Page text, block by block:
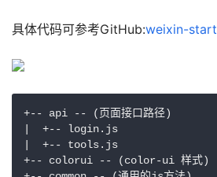
具体代码可参考GitHub:weixin-start
+-- api -- (页面接口路径)
|  +-- login.js
|  +-- tools.js
+-- colorui -- (color-ui 样式)